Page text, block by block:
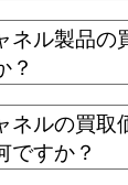
ネル製品の
？
ネルの買取
ですか？